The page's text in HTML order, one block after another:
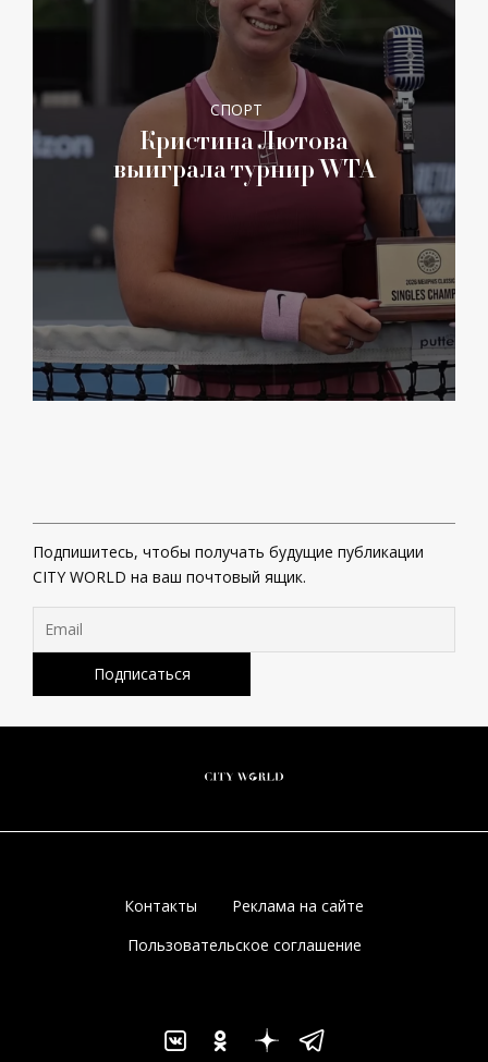
СПОРТ
Кристина Лютова
выиграла турнир WTA
Подпишитесь, чтобы получать будущие публикации
CITY WORLD на ваш почтовый ящик.
Контакты
Реклама на сайте
Пользовательское соглашение